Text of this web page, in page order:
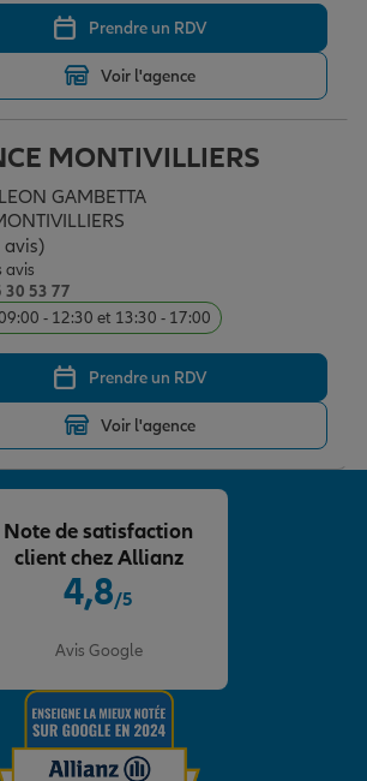
Prendre un RDV
Voir l'agence
MONTIVILLIERS
GAMBETTA
4.4 sur 5
avis)
avis
30 53 77
- 12:30 et 13:30 - 17:00
Prendre un RDV
Voir l'agence
4,8/5
Avis Google
Note de satisfaction
client chez Allianz